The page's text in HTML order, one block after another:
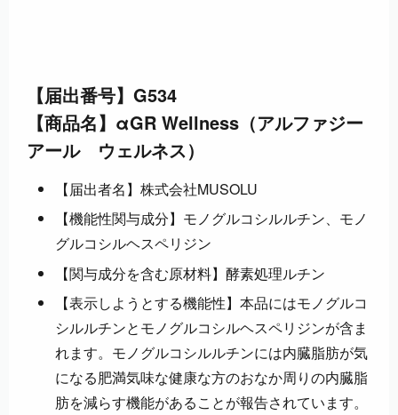
【届出番号】G534
【商品名】αGR Wellness（アルファジー
アール ウェルネス）
【届出者名】株式会社MUSOLU
【機能性関与成分】モノグルコシルルチン、モノ
グルコシルヘスペリジン
【関与成分を含む原材料】酵素処理ルチン
【表示しようとする機能性】本品にはモノグルコ
シルルチンとモノグルコシルヘスペリジンが含ま
れます。モノグルコシルルチンには内臓脂肪が気
になる肥満気味な健康な方のおなか周りの内臓脂
肪を減らす機能があることが報告されています。